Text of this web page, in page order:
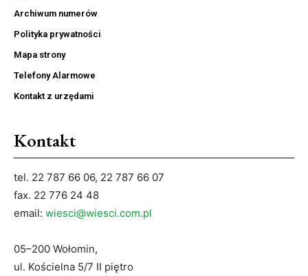
Archiwum numerów
Polityka prywatności
Mapa strony
Telefony Alarmowe
Kontakt z urzędami
Kontakt
tel. 22 787 66 06, 22 787 66 07
fax. 22 776 24 48
email: wiesci@wiesci.com.pl
05–200 Wołomin,
ul. Kościelna 5/7 II piętro